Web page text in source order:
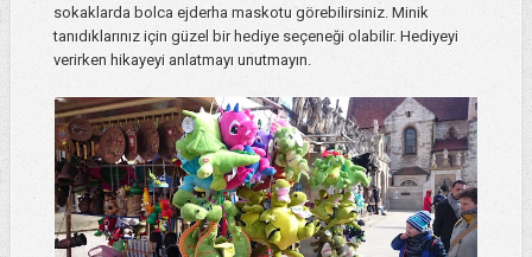
sokaklarda bolca ejderha maskotu görebilirsiniz. Minik
tanıdıklarınız için güzel bir hediye seçeneği olabilir. Hediyeyi
verirken hikayeyi anlatmayı unutmayın.